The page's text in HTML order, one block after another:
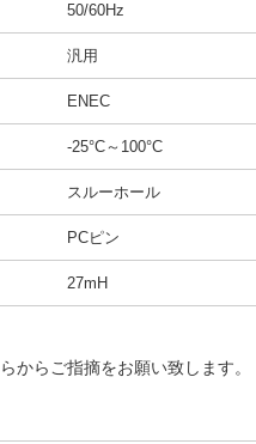
50/60Hz
汎用
ENEC
-25°C～100°C
スルーホール
PCピン
27mH
からご指摘をお願い致します。